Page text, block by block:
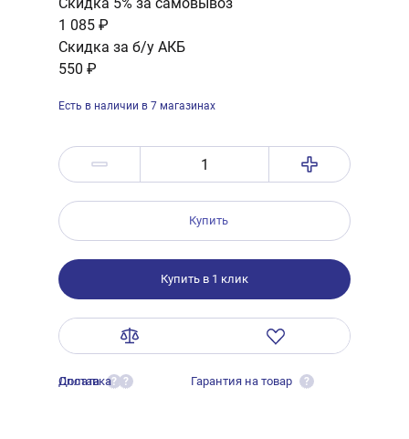
1 085 ₽
Скидка за б/у АКБ
550 ₽
Есть в наличии в 7 магазинах
Купить
Купить в 1 клик
Оплата ?
Доставка ? Гарантия на товар ?